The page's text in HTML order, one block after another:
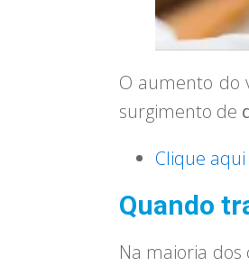
O aumento do
surgimento de
Clique
Quando
Na maioria